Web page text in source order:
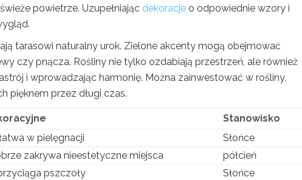
powietrze. Uzupełniając dekoracje o odpowiednie wzory i
tarasowi naturalny urok. Zielone akcenty mogą obejmować
czy pnącza. Rośliny nie tylko ozdabiają przestrzeń, ale również
i wprowadzając harmonię. Można zainwestować w rośliny,
pięknem przez długi czas.
Stanowisko
w pielęgnacji
Słońce
zakrywa nieestetyczne miejsca
półcień
pszczoły Słońce